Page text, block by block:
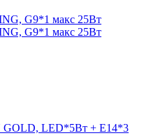
G9*1 макс 25Вт
G9*1 макс 25Вт
GOLD, LED*5Вт + Е14*3